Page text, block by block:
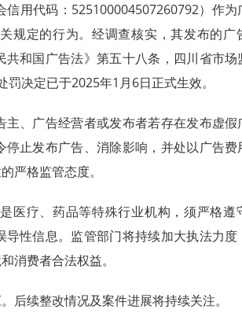
用代码：525100004507260792）作
规定的行为。经调查核实，其发布的广
和国广告法》第五十八条，四川省市场
决定已于2025年1月6日正式生效。
主、广告经营者或发布者若存在发布虚
止发布广告、消除影响，并处以广告费
严格监管态度。
医疗、药品等特殊行业机构，须严格遵
性信息。监管部门将持续加大执法力
消费者合法权益。
后续整改情况及案件进展将持续关注。